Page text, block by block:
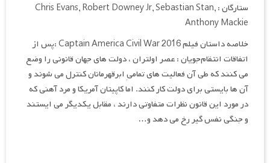
ستارگان : Chris Evans, Robert Downey Jr, Sebastian Stan,
Anthony Mackie
خلاصه داستان فیلم Captain America Civil War 2016 :پس از
اتفاقات انتقام‌جویان : عصر اولتران ، دولت‌ های جهان قانونی را وضع
می‌ کنند که طی آن فعالیت‌ های تمامیِ ابرقهرمانان کنترل می‌ شوند و
آن‌ ها بایستی برای دولت کار کنند. اما کاپیتان آمریکا و مرد آهنی که
در مورد این قانون نظرات متفاوتی دارند ، مقابل یکدیگر می‌ ایستند
و جنگی نفس گیر رخ می دهد و…